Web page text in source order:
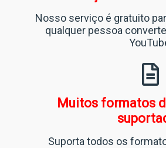
Nosso serviço é gratuito
qualquer pessoa
Muitos formatos
Suporta todos os